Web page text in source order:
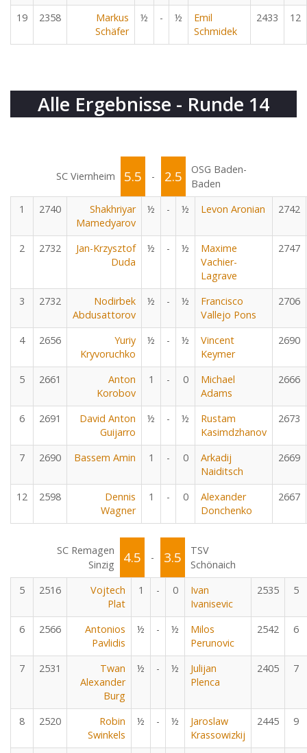
19 2358
Markus
Schäfer
½ - ½
Emil
Schmidek
2433 12
Alle Ergebnisse - Runde 14
SC Viernheim 5.5 - 2.5
OSG Baden-
Baden
1
2740
Shakhriyar
Mamedyarov
½ - ½ Levon Aronian 2742
2 2732
Jan-Krzysztof
Duda
½ - ½
Maxime
Vachier-
Lagrave
2747
3 2732
Nodirbek
Abdusattorov
½ - ½
Francisco
Vallejo Pons
2706
4 2656
Yuriy
Kryvoruchko
½ - ½
Vincent
Keymer
2690
5 2661
Anton
Korobov
1 - 0
Michael
Adams
2666
6 2691
David Anton
Guijarro
½ - ½
Rustam
Kasimdzhanov
2673
7 2690 Bassem Amin 1 - 0
Arkadij
Naiditsch
2669
12 2598
Dennis
Wagner
1 - 0
Alexander
Donchenko
2667
SC Remagen
Sinzig
4.5 - 3.5
TSV
Schönaich
5
2516
Vojtech
Plat
1 - 0
Ivan
Ivanisevic
2535 5
6 2566
Antonios
Pavlidis
½ - ½
Milos
Perunovic
2542 6
7 2531
Twan
Alexander
Burg
½ - ½
Julijan
Plenca
2405 7
8 2520
Robin
Swinkels
½ - ½
Jaroslaw
Krassowizkij
2445 9